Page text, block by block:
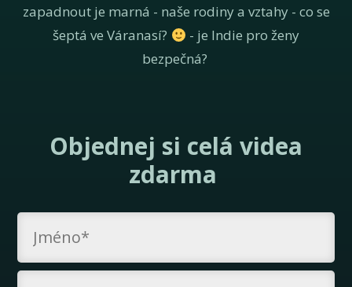
zapadnout je marná - naše rodiny a vztahy - co se
šeptá ve Váranasí?
- je Indie pro ženy
bezpečná?
Objednej si celá videa
zdarma